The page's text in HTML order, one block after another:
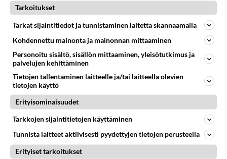
LUETUIMMAT
Muistatko? Kädestä suuhun
elävä Satu sai jättimäisen
rahasalkun Henry-
miljonääriltä
Tiesitkö? Martina Aitolehden
isäpuoli on tämä suosittu
laulaja
Tarkoitukset
Tarkat sijaintitiedot ja tunnistaminen laitetta skannaamalla
Kohdennettu mainonta ja mainonnan mittaaminen
Personoitu sisältö, sisällön mittaaminen, yleisötutkimus ja
palvelujen kehittäminen
Tietojen tallentaminen laitteelle ja/tai laitteella olevien
tietojen käyttö
Erityisominaisuudet
Tarkkojen sijaintitietojen käyttäminen
Tunnista laitteet aktiivisesti pyydettyjen tietojen perusteella
Erityiset tarkoitukset